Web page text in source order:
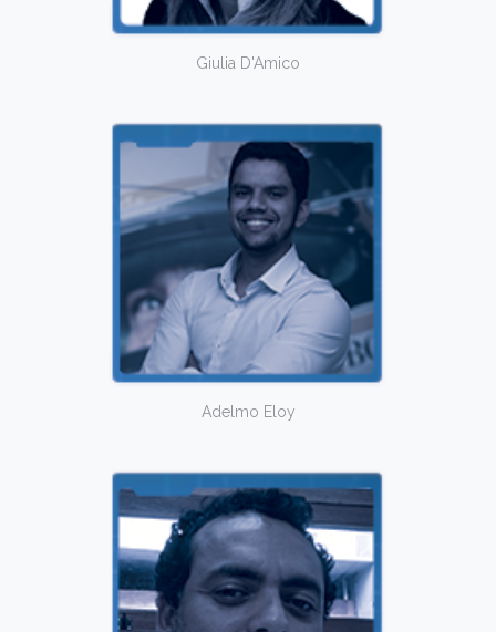
Giulia D'Amico
Adelmo Eloy